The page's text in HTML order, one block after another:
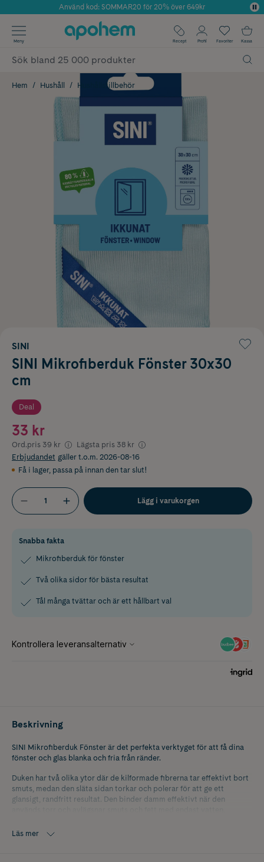
Årets Butik 2025 inom Skönhet
Använd kod: SOMMAR20 för 20% över 649kr
✓ Fri frakt
✓ Poäng på alla köp*
Meny Recept Profil Favoriter Kassa
Hem Hushåll Hushållstillbehör
SINI
SINI Mikrofiberduk Fönster 30x30
cm
Deal
33 kr
Ord.pris 39 kr Lägsta pris 38 kr
Erbjudandet gäller t.o.m. 2026-08-16
Få i lager, passa på innan den tar slut!
Lägg i varukorgen
Snabba fakta
Mikrofiberduk för fönster
Två olika sidor för bästa resultat
Tål många tvättar och är ett hållbart val
Beskrivning
SINI Mikrofiberduk Fönster är det perfekta verktyget för att få dina
fönster och glas blanka och fria från ränder.
Duken har två olika ytor där de kilformade fibrerna tar effektivt bort
smuts, medan den släta sidan torkar och polerar för att ge ett
glansigt, randfritt resultat. Den binder damm effektivt när den
För enkel förvaring har duken en praktisk ögla för lufttorkning. Duken
Läs mer